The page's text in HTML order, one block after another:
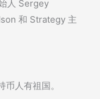
人 Sergey
和 Strategy 主
人有祖国。